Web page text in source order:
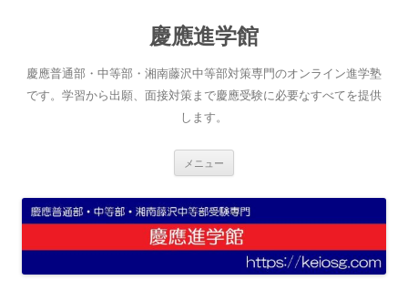
へ
ス
キ
慶應進学館
慶應普通部・中等部・湘南藤沢中等部対策専門のオンライン進学塾
です。学習から出願、面接対策まで慶應受験に必要なすべてを提供
します。
メニュー